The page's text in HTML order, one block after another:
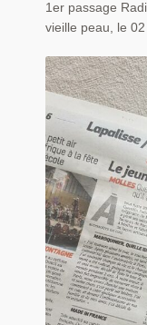
1er passage
vieille peau, le